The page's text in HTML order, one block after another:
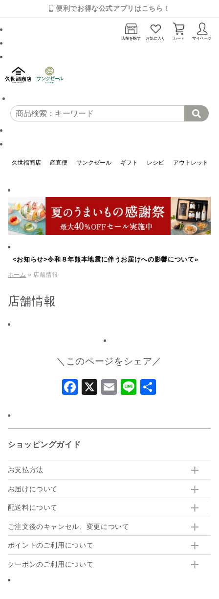
便利でお得な公式アプリはこちら！
店舗を探す お気に入り カート マイページ
久世福商店 産直便 サンクゼール ギフト レシピ アウトレット
<お知らせ>令和８年熊本地震に伴うお届けへの影響について»
ホーム » 店舗情報
店舗情報
＼このページをシェア／
Facebook
X Email
Line
ショッピングガイド
お支払方法
お届けについて
配送料について
ご注文後のキャンセル、変更について
ポイントのご利用について
クーポンのご利用について